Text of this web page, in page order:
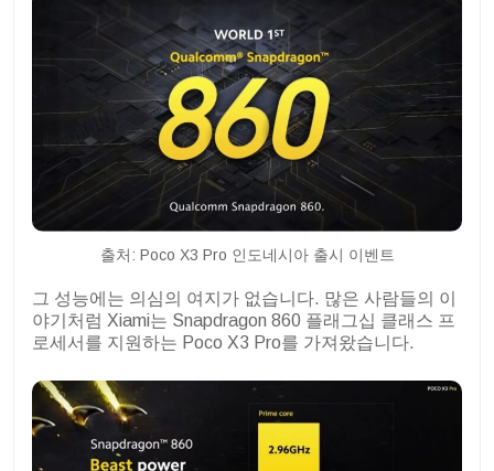
출처: Poco X3 Pro 인도네시아 출시 이벤트
그 성능에는 의심의 여지가 없습니다. 많은 사람들의 이
야기처럼 Xiami는 Snapdragon 860 플래그십 클래스 프
로세서를 지원하는 Poco X3 Pro를 가져왔습니다.